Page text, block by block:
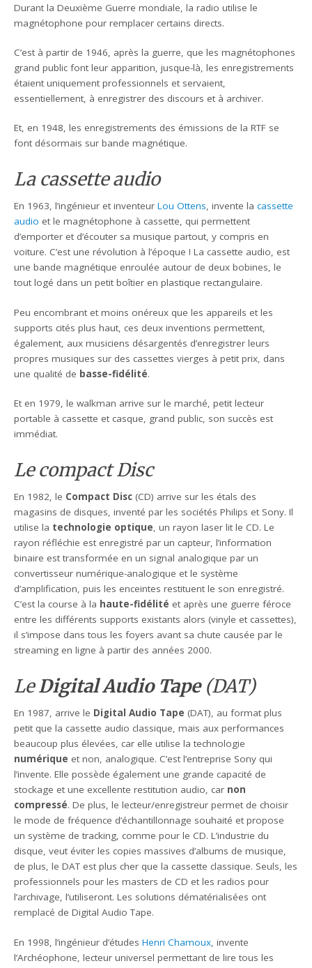
Durant la Deuxième Guerre mondiale, la radio utilise le
magnétophone pour remplacer certains directs.
C’est à partir de 1946, après la guerre, que les magnétophones
grand public font leur apparition, jusque-là, les enregistrements
étaient uniquement professionnels et servaient,
essentiellement, à enregistrer des discours et à archiver.
Et, en 1948, les enregistrements des émissions de la RTF se
font désormais sur bande magnétique.
La cassette audio
En 1963, l’ingénieur et inventeurLou Ottens, invente lacassette
audio et le magnétophone à cassette, qui permettent
d’emporter et d’écouter sa musique partout, y compris en
voiture. C’est une révolution à l’époque ! La cassette audio, est
une bande magnétique enroulée autour de deux bobines, le
tout logé dans un petit boîtier en plastique rectangulaire.
Peu encombrant et moins onéreux que les appareils et les
supports cités plus haut, ces deux inventions permettent,
également, aux musiciens désargentés d’enregistrer leurs
propres musiques sur des cassettes vierges à petit prix, dans
une qualité de basse-fidélité.
Et en 1979, le walkman arrive sur le marché, petit lecteur
portable à cassette et casque, grand public, son succès est
immédiat.
Le compact Disc
En 1982, le Compact Disc (CD) arrive sur les étals des
magasins de disques, inventé par les sociétés Philips et Sony. Il
utilise la technologie optique, un rayon laser lit le CD. Le
rayon réfléchie est enregistré par un capteur, l’information
binaire est transformée en un signal analogique par un
convertisseur numérique-analogique et le système
d’amplification, puis les enceintes restituent le son enregistré.
C’est la course à la haute-fidélité et après une guerre féroce
entre les différents supports existants alors (vinyle et cassettes),
il s’impose dans tous les foyers avant sa chute causée par le
streaming en ligne à partir des années 2000.
LeDigital Audio Tape(DAT)
En 1987, arrive le Digital Audio Tape (DAT), au format plus
petit que la cassette audio classique, mais aux performances
beaucoup plus élevées, car elle utilise la technologie
numérique et non, analogique. C’est l’entreprise Sony qui
l’invente. Elle possède également une grande capacité de
stockage et une excellente restitution audio, car non
compressé. De plus, le lecteur/enregistreur permet de choisir
le mode de fréquence d’échantillonnage souhaité et propose
un système de tracking, comme pour le CD. L’industrie du
disque, veut éviter les copies massives d’albums de musique,
de plus, le DAT est plus cher que la cassette classique. Seuls, les
professionnels pour les masters de CD et les radios pour
l’archivage, l’utiliseront. Les solutions dématérialisées ont
remplacé de Digital Audio Tape.
En 1998, l’ingénieur d’étudesHenri Chamoux , invente
l’Archéophone, lecteur universel permettant de lire tous les